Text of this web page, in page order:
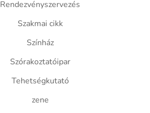
Rendezvényszervezés
Szakmai cikk
Színház
Szórakoztatóipar
Tehetségkutató
zene